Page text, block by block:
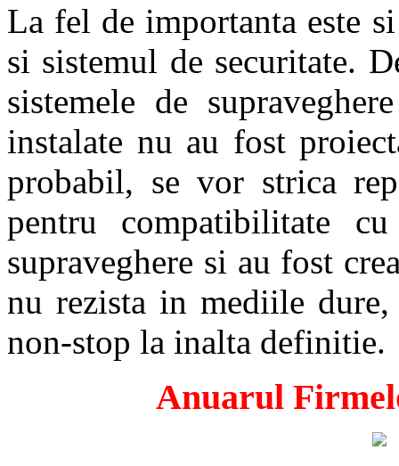
La fel de importanta este
si sistemul de securitate.
sistemele de
instalate nu au fost
probabil, se vor strica
pentru compatibilitate
supraveghere si au fost
nu rezista in mediile
non-stop la inalta definitie.
Anuarul